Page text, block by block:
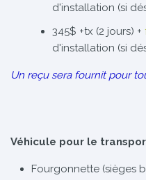
d'installation (si
345$ +tx (2 jours) +
d'installation (si
Un reçu sera fournit pour
Véhicule pour le
Fourgonnette (sièges